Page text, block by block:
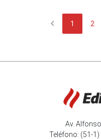
chevron_left 1 2
Av.
Teléfono: (51-1)